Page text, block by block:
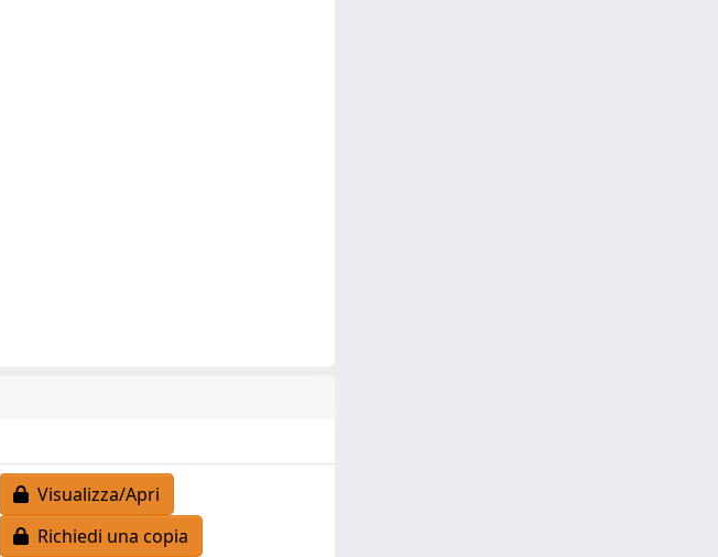
Visualizza/Apri
Richiedi una copia